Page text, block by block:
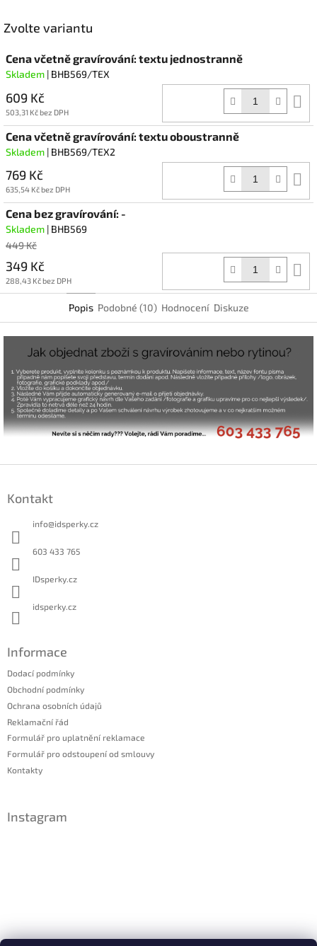
Zvolte variantu
Cena včetně gravírování: textu jednostranně
Skladem | BHB569/TEX
609 Kč
503,31 Kč bez DPH
Cena včetně gravírování: textu oboustranně
Skladem | BHB569/TEX2
769 Kč
635,54 Kč bez DPH
Cena bez gravírování: -
Skladem | BHB569
449 Kč
349 Kč
288,43 Kč bez DPH
Popis Podobné (10) Hodnocení Diskuze
Kontakt
info@idsperky.cz
603 433 765
IDsperky.cz
idsperky.cz
Informace
Dodací podmínky
Obchodní podmínky
Ochrana osobních údajů
Reklamační řád
Formulář pro uplatnění reklamace
Formulář pro odstoupení od smlouvy
Kontakty
Instagram